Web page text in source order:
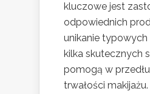
kluczowe jest
odpowiednich
unikanie typowych
kilka skutecznych
pomogą w
trwałości makijażu.